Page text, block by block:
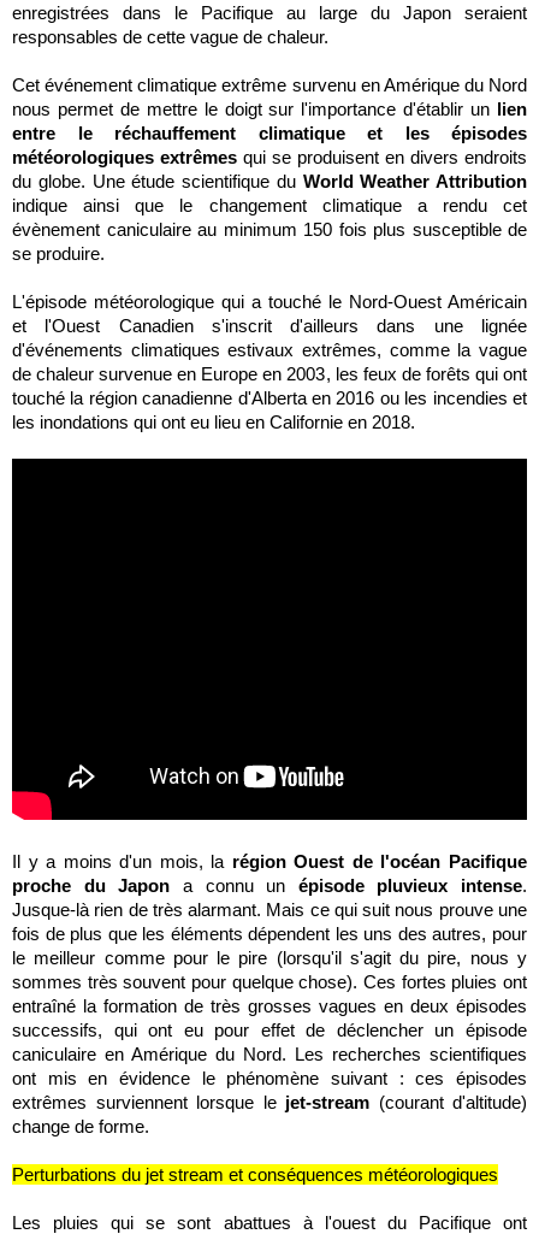
enregistrées dans le Pacifique au large du Japon seraient
responsables de cette vague de chaleur.
Cet événement climatique extrême survenu en Amérique du Nord
nous permet de mettre le doigt sur l'importance d'établir un lien
entre le réchauffement climatique et les épisodes
météorologiques extrêmes qui se produisent en divers endroits
du globe. Une étude scientifique du World Weather Attribution
indique ainsi que le changement climatique a rendu cet
évènement caniculaire au minimum 150 fois plus susceptible de
se produire.
L'épisode météorologique qui a touché le Nord-Ouest Américain
et l'Ouest Canadien s'inscrit d'ailleurs dans une lignée
d'événements climatiques estivaux extrêmes, comme la vague
de chaleur survenue en Europe en 2003, les feux de forêts qui ont
touché la région canadienne d'Alberta en 2016 ou les incendies et
les inondations qui ont eu lieu en Californie en 2018.
Il y a moins d'un mois, la région Ouest de l'océan Pacifique
proche du Japon a connu un épisode pluvieux intense.
Jusque-là rien de très alarmant. Mais ce qui suit nous prouve une
fois de plus que les éléments dépendent les uns des autres, pour
le meilleur comme pour le pire (lorsqu'il s'agit du pire, nous y
sommes très souvent pour quelque chose). Ces fortes pluies ont
entraîné la formation de très grosses vagues en deux épisodes
successifs, qui ont eu pour effet de déclencher un épisode
caniculaire en Amérique du Nord. Les recherches scientifiques
ont mis en évidence le phénomène suivant : ces épisodes
extrêmes surviennent lorsque lejet-stream (courant d'altitude)
change de forme.
Perturbations du jet stream et conséquences météorologiques
Les pluies qui se sont abattues à l'ouest du Pacifique ont